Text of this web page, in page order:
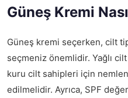
Güneş Kremi
Güneş kremi seçerken, cilt
seçmeniz önemlidir. Yağlı
kuru cilt sahipleri için
edilmelidir. Ayrıca, SPF